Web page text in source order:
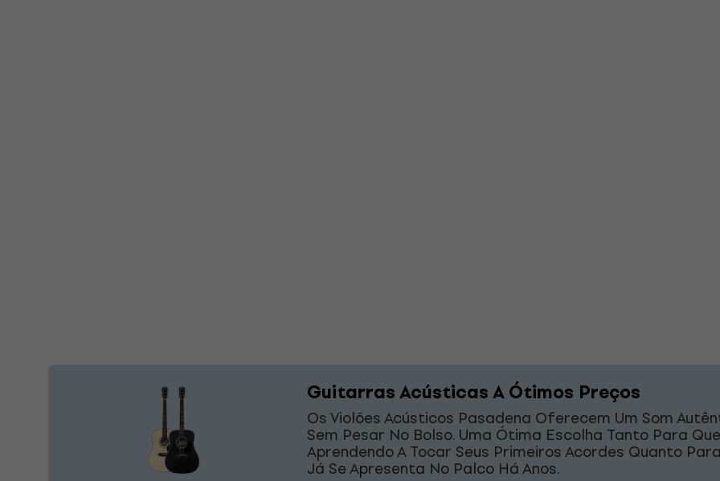
Guitarras Acústicas A Ótimos Preços
Os Violões Acústicos Pasadena Oferecem Um Som
Sem Pesar No Bolso. Uma Ótima Escolha Tanto Para
Aprendendo A Tocar Seus Primeiros Acordes Quanto
Já Se Apresenta No Palco Há Anos.